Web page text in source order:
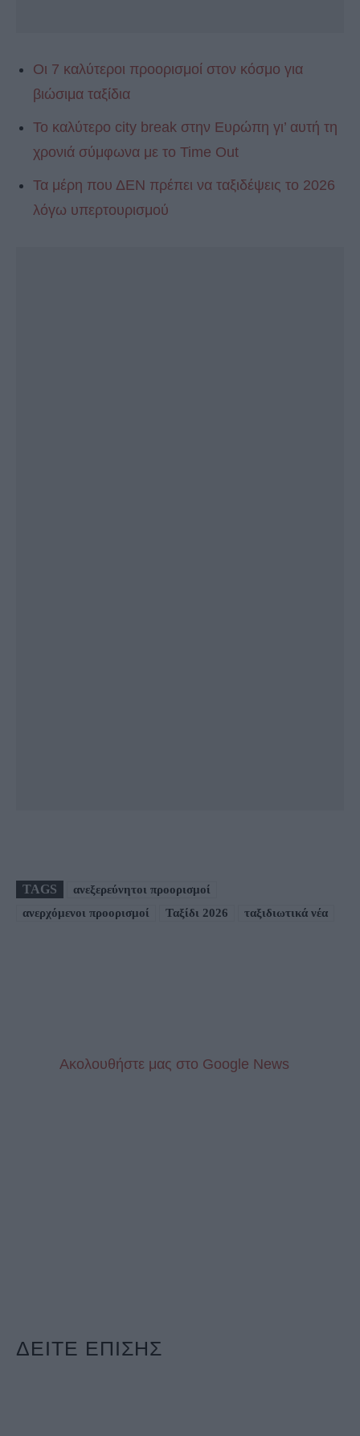
Οι 7 καλύτεροι προορισμοί στον κόσμο για
βιώσιμα ταξίδια
Το καλύτερο city break στην Ευρώπη γι’ αυτή τη
χρονιά σύμφωνα με το Time Out
Τα μέρη που ΔΕΝ πρέπει να ταξιδέψεις το 2026
λόγω υπερτουρισμού
TAGS
ανεξερεύνητοι προορισμοί
ανερχόμενοι προορισμοί
Ταξίδι 2026 ταξιδιωτικά νέα
Aκολουθήστε μας στo Google News
ΔΕΙΤΕ ΕΠΙΣΗΣ